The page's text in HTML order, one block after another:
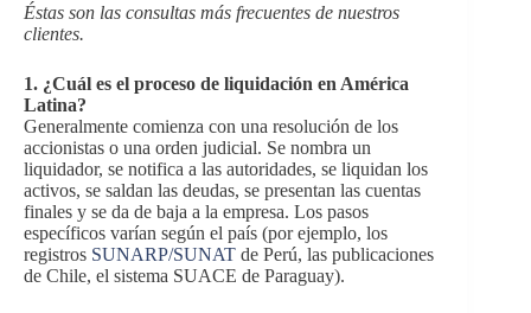
Éstas son las consultas más frecuentes de nuestros
clientes.
1. ¿Cuál es el proceso de liquidación en América
Latina?
Generalmente comienza con una resolución de los
accionistas o una orden judicial. Se nombra un
liquidador, se notifica a las autoridades, se liquidan los
activos, se saldan las deudas, se presentan las cuentas
finales y se da de baja a la empresa. Los pasos
específicos varían según el país (por ejemplo, los
registros SUNARP/SUNAT de Perú, las publicaciones
de Chile, el sistema SUACE de Paraguay).